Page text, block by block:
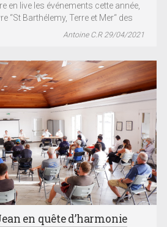
en live les événements cette année,
“St Barthélemy, Terre et Mer“ des
Antoine C.R 29/04/2021
en quête d’harmonie